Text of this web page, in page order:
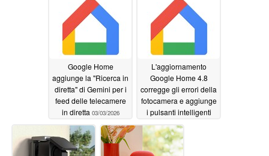
Google Home
aggiunge la "Ricerca in
diretta" di Gemini per i
feed delle telecamere
in diretta 03/03/2026
L'aggiornamento
Google Home 4.8
corregge gli errori della
fotocamera e aggiunge
i pulsanti intelligenti
02/09/2026